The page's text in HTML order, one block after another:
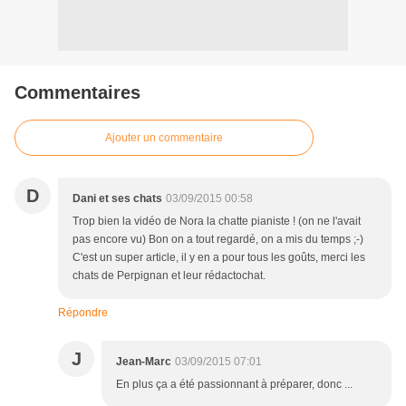
Commentaires
Ajouter un commentaire
D Dani et ses chats 03/09/2015 00:58
Trop bien la vidéo de Nora la chatte pianiste ! (on ne l'avait
pas encore vu) Bon on a tout regardé, on a mis du temps ;-)
C'est un super article, il y en a pour tous les goûts, merci les
chats de Perpignan et leur rédactochat.
Répondre
J Jean-Marc 03/09/2015 07:01
En plus ça a été passionnant à préparer, donc ...